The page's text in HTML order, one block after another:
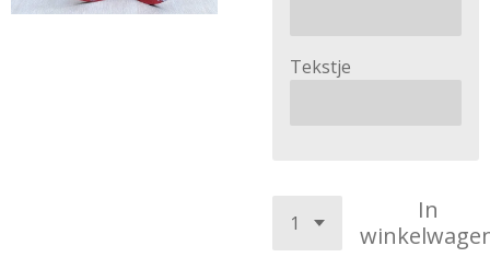
Tekstje
In